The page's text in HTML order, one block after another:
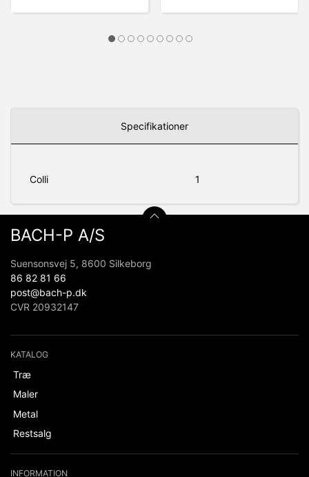
Specifikationer
Colli 1
BACH-P A/S
Suensonsvej 5, 8600 Silkeborg
86 82 81 66
post@bach-p.dk
CVR 20932147
KATALOG
Træ
Maler
Metal
Restsalg
INFORMATION